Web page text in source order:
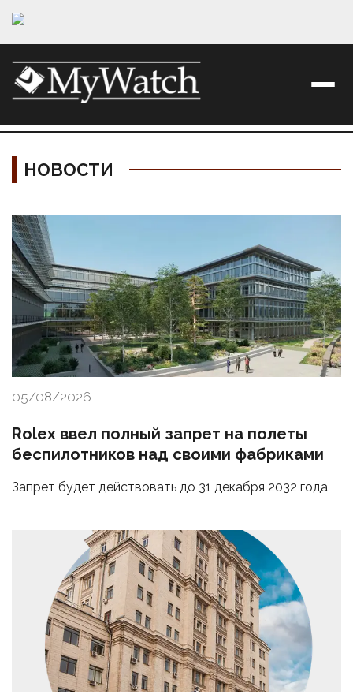
НОВОСТИ
Материалы
05/08/2026
Rolex ввел полный запрет на полеты
беспилотников над своими фабриками
Запрет будет действовать до 31 декабря 2032 года